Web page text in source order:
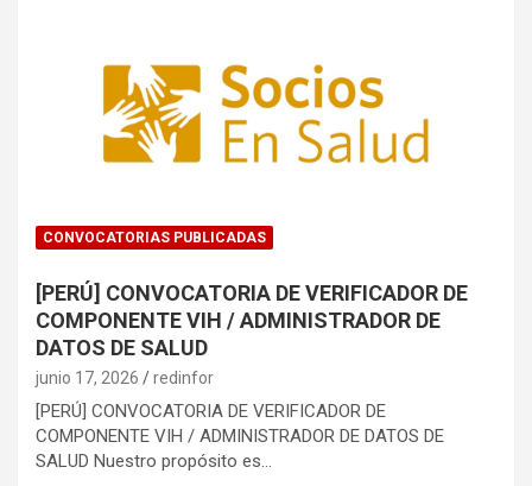
CONVOCATORIAS PUBLICADAS
[PERÚ] CONVOCATORIA DE VERIFICADOR DE
COMPONENTE VIH / ADMINISTRADOR DE
DATOS DE SALUD
junio 17, 2026 redinfor
[PERÚ] CONVOCATORIA DE VERIFICADOR DE
COMPONENTE VIH / ADMINISTRADOR DE DATOS DE
SALUD Nuestro propósito es…